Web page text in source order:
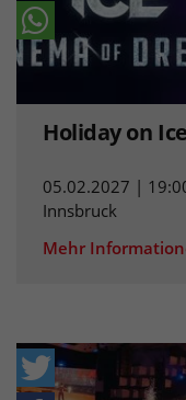
Holiday on
05.02.2027 |
Innsbruck
Mehr